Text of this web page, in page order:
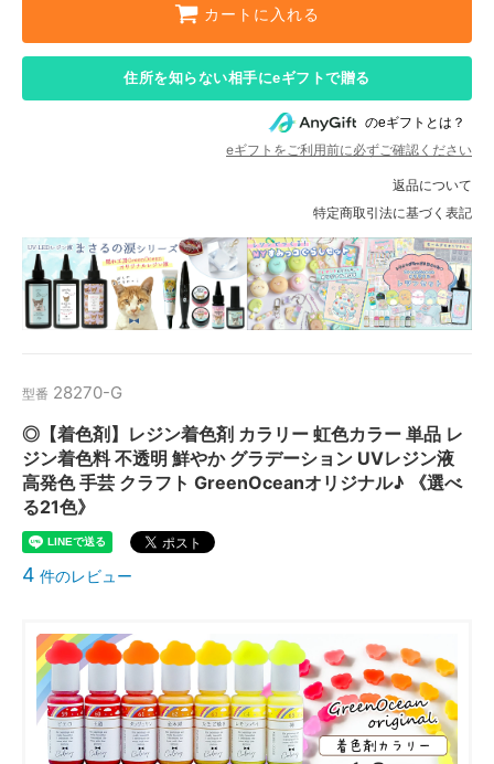
Cタイプ【__S-3__】
Bタイプ【__S-2__】
Bタイプ【__S-2__】
Cタイプ【__S-3__】
カートに入れる
住所を知らない相手にeギフトで贈る
のeギフトとは？
eギフトをご利用前に必ずご確認ください
返品について
特定商取引法に基づく表記
型番 28270-G
◎【着色剤】レジン着色剤 カラリー 虹色カラー 単品 レ
ジン着色料 不透明 鮮やか グラデーション UVレジン液
高発色 手芸 クラフト GreenOceanオリジナル♪ 《選べ
る21色》
4 件のレビュー